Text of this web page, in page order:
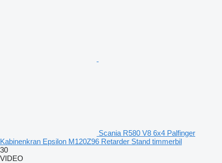
Scania R580 V8 6x4 Palfinger
Kabinenkran Epsilon M120Z96 Retarder Stand timmerbil
30
VIDEO